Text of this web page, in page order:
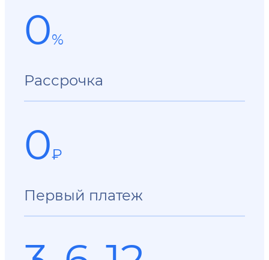
0%
Рассрочка
0₽
Первый платеж